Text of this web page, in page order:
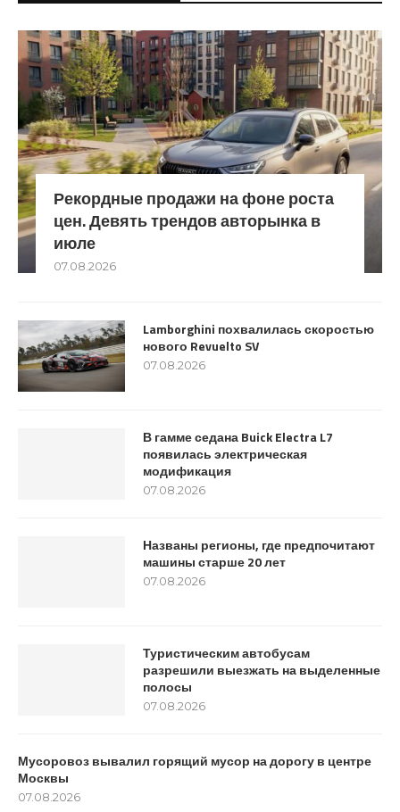
Рекордные продажи на фоне роста
цен. Девять трендов авторынка в
июле
07.08.2026
Lamborghini похвалилась скоростью
нового Revuelto SV
07.08.2026
В гамме седана Buick Electra L7
появилась электрическая
модификация
07.08.2026
Названы регионы, где предпочитают
машины старше 20 лет
07.08.2026
Туристическим автобусам
разрешили выезжать на выделенные
полосы
07.08.2026
Мусоровоз вывалил горящий мусор на дорогу в центре
Москвы
07.08.2026